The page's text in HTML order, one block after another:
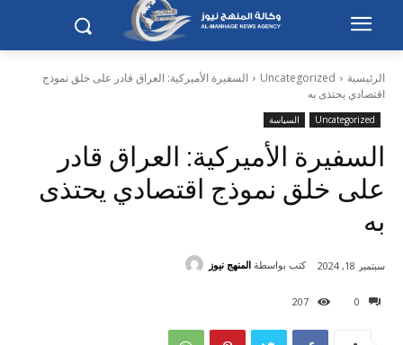
الرئيسية Uncategorized
السفيرة الأميركية: العراق قادر على خلق نموذج
اقتصادي يحتذى به
Uncategorized السياسة
السفيرة الأميركية: العراق قادر
على خلق نموذج اقتصادي يحتذى
به
0
207
سبتمبر 18, 2024 كتب بواسطة المنهج نيوز